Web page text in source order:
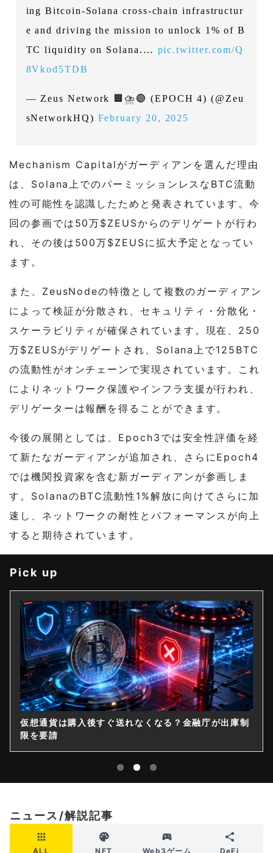
ing Bitcoin-Solana cross-chain infrastructur
e and driving the mission to unlock 1% of B
TC liquidity on Solana.… pic.twitter.com/Q
8Vkod5TDB
— Zeus Network 🟧⛈️🟣 (EPOCH 4) (@Zeu
sNetworkHQ) February 20, 2025
Mechanism Capitalがガーディアンを選んだ理由
は、Solana上でのパーミッションレスなBTC流動
性の可能性を認識したためと発表されています。今
回の参画では50万$ZEUSからのデリゲートが行わ
れ、その後は500万$ZEUSに拡大予定となってい
ます。
また、ZeusNodeの特徴として複数のガーディアン
によって検証が分散され、セキュリティ・分散化・
スケーラビリティが確保されています。現在、250
万$ZEUSがデリゲートされ、Solana上で125BTC
の流動性がオンチェーンで実現されています。これ
によりネットワーク保護やインフラ支援が行われ、
デリゲーターは報酬を得ることができます。
今後の展開としては、Epoch3では安全性評価を経
て新たなガーディアンが追加され、さらにEpoch4
では機関投資家を含む新ガーディアンが参画しま
す。SolanaのBTC流動性1%解放に向けてさらに加
速し、ネットワークの耐性とパフォーマンスが向上
すると期待されています。
Pick up
仮想通貨は購入後すぐ送れなくなる？金融庁が出庫制
限を要請
ニュース/解説記事
ALL NFT Web3ゲーム DeFi